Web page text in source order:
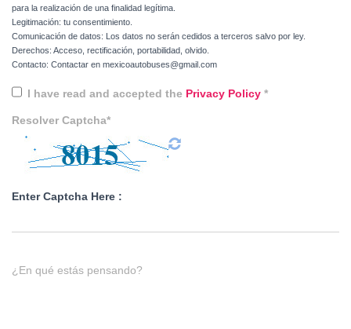
para la realización de una finalidad legítima.
Legitimación: tu consentimiento.
Comunicación de datos: Los datos no serán cedidos a terceros salvo por ley.
Derechos: Acceso, rectificación, portabilidad, olvido.
Contacto: Contactar en mexicoautobuses@gmail.com
I have read and accepted the Privacy Policy *
Resolver Captcha*
Enter Captcha Here :
¿En qué estás pensando?